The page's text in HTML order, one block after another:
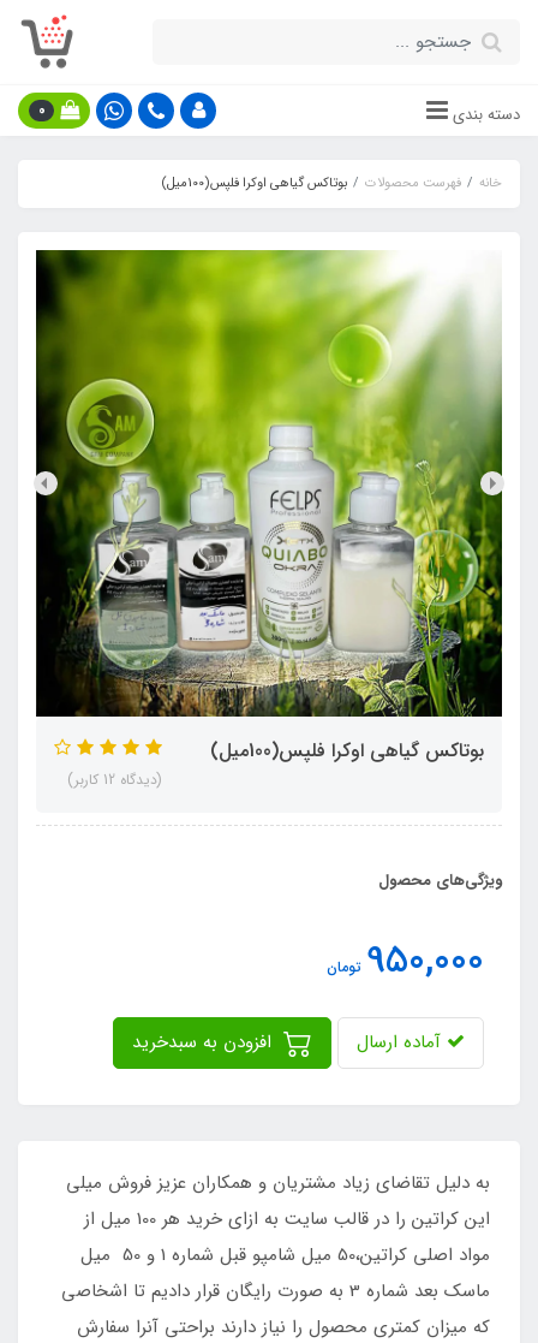
دسته بندی 0
خانه فهرست محصولات بوتاکس گیاهی اوکرا فلپس(100میل)
بوتاکس گیاهی اوکرا فلپس(100میل)
(دیدگاه 12 کاربر)
ویژگی‌های محصول
950,000 تومان
آماده ارسال
به دليل تقاضاي زياد مشتريان و همکاران عزيز فروش ميلي
اين کراتين را در قالب سايت به ازاي خريد هر 100 ميل از
مواد اصلي کراتين،50 ميل شامپو قبل شماره 1 و 50 ميل
ماسک بعد شماره 3 به صورت رايگان قرار داديم تا اشخاصي
که ميزان کمتري محصول را نياز دارند براحتي آنرا سفارش